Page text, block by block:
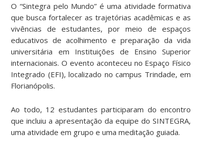
O “Sintegra pelo Mundo” é uma atividade formativa
que busca fortalecer as trajetórias acadêmicas e as
vivências de estudantes, por meio de espaços
educativos de acolhimento e preparação da vida
universitária em Instituições de Ensino Superior
internacionais. O evento aconteceu no Espaço Físico
Integrado (EFI), localizado no campus Trindade, em
Florianópolis.
Ao todo, 12 estudantes participaram do encontro
que incluiu a apresentação da equipe do SINTEGRA,
uma atividade em grupo e uma meditação guiada.